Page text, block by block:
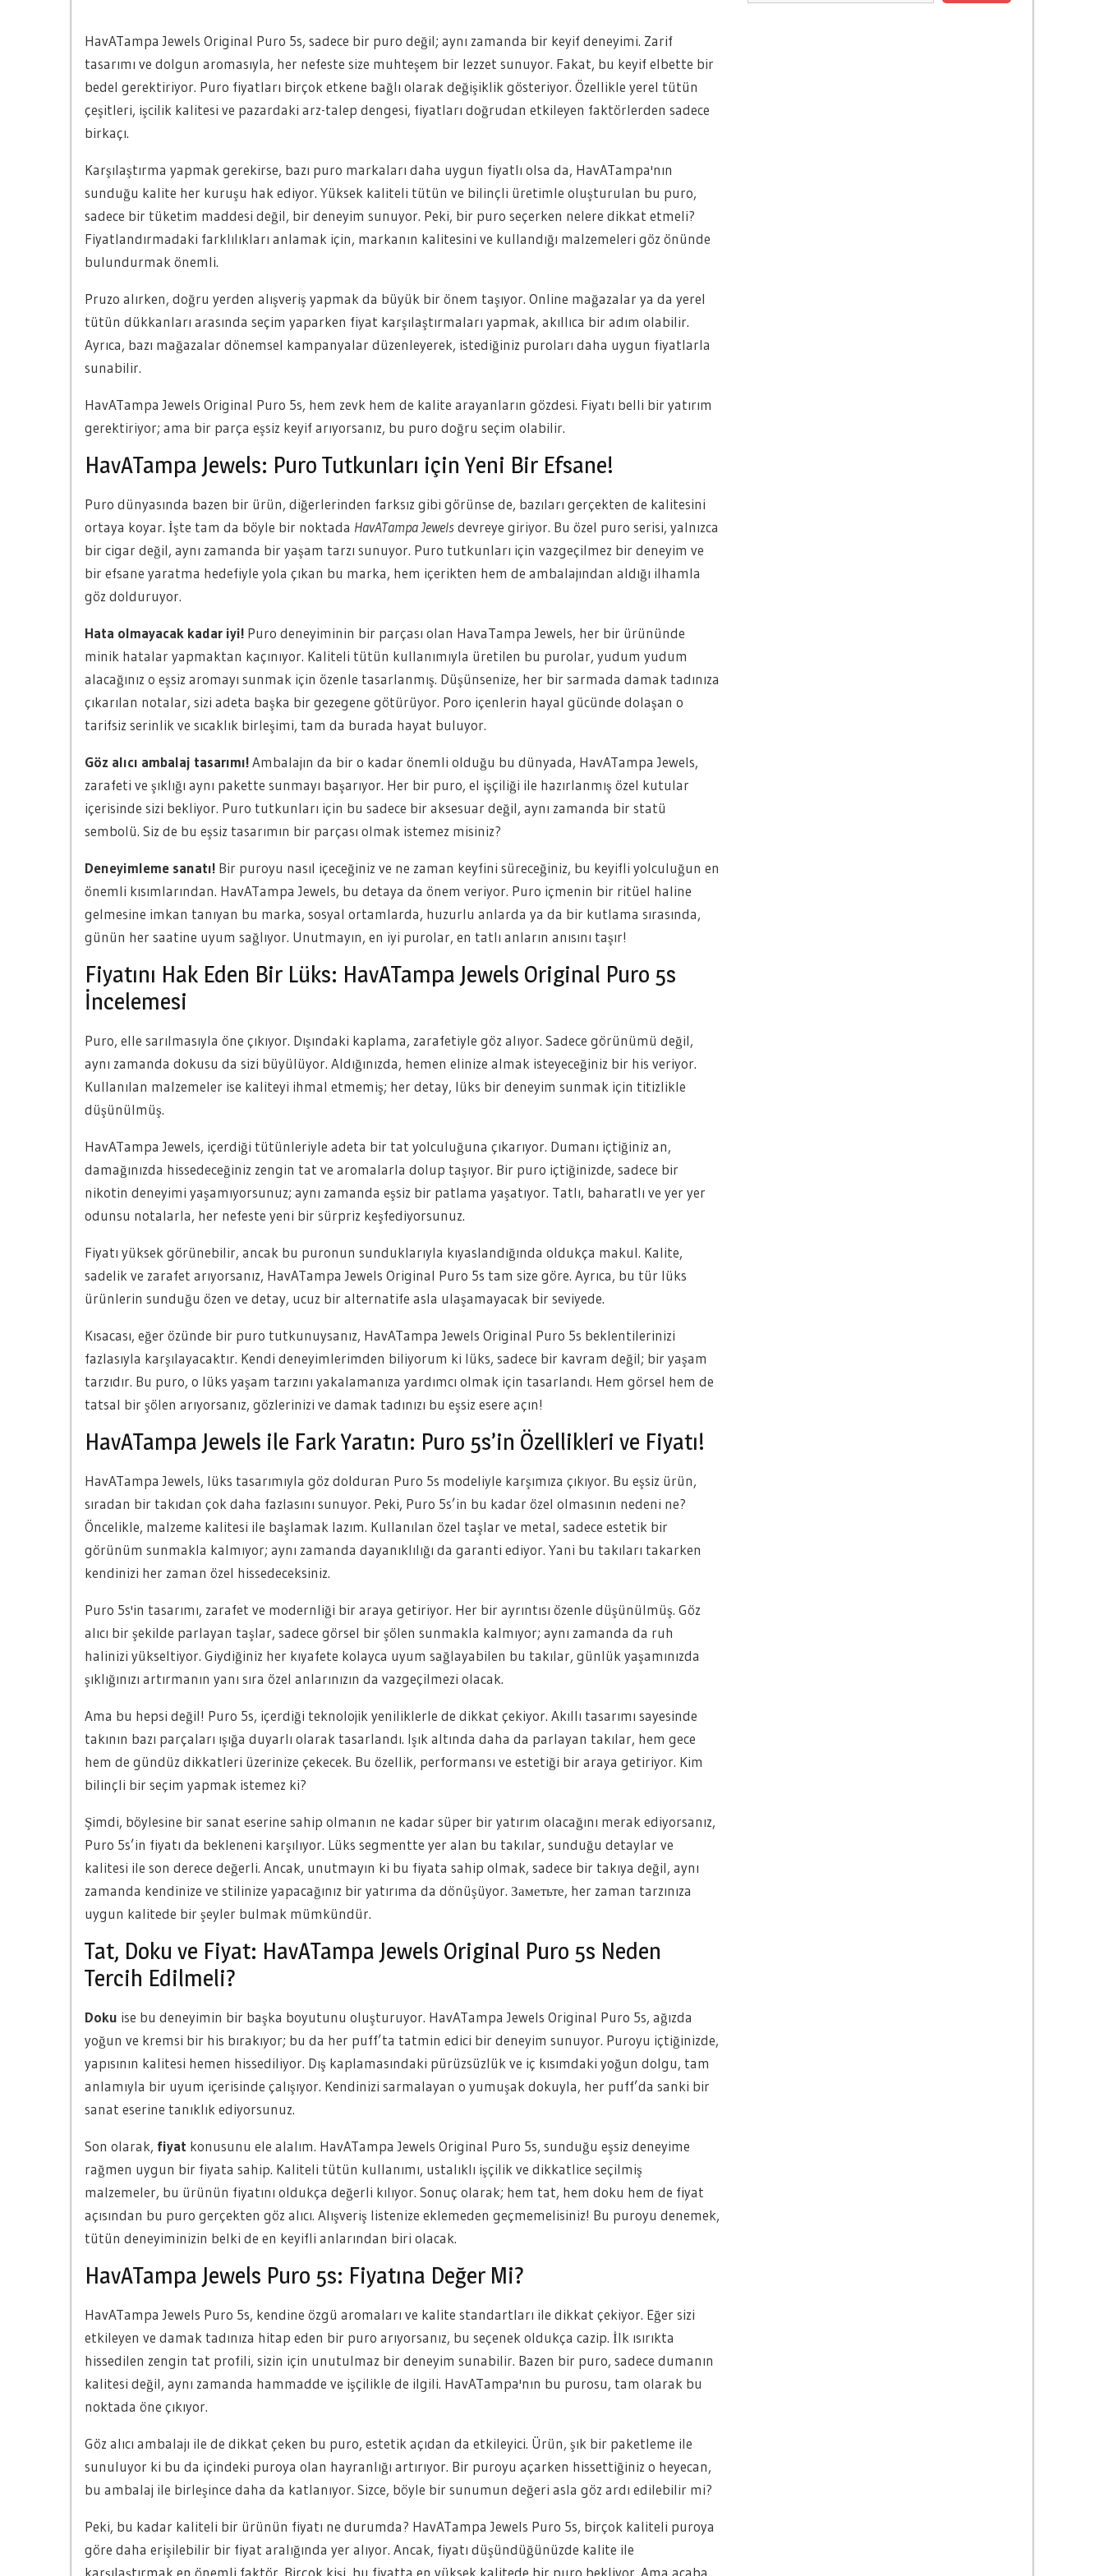
HavATampa Jewels Original Puro 5s, sadece bir puro değil; aynı zamanda bir keyif deneyimi. Zarif
tasarımı ve dolgun aromasıyla, her nefeste size muhteşem bir lezzet sunuyor. Fakat, bu keyif elbette bir
bedel gerektiriyor. Puro fiyatları birçok etkene bağlı olarak değişiklik gösteriyor. Özellikle yerel tütün
çeşitleri, işcilik kalitesi ve pazardaki arz-talep dengesi, fiyatları doğrudan etkileyen faktörlerden sadece
birkaçı.
Karşılaştırma yapmak gerekirse, bazı puro markaları daha uygun fiyatlı olsa da, HavATampa'nın
sunduğu kalite her kuruşu hak ediyor. Yüksek kaliteli tütün ve bilinçli üretimle oluşturulan bu puro,
sadece bir tüketim maddesi değil, bir deneyim sunuyor. Peki, bir puro seçerken nelere dikkat etmeli?
Fiyatlandırmadaki farklılıkları anlamak için, markanın kalitesini ve kullandığı malzemeleri göz önünde
bulundurmak önemli.
Pruzo alırken, doğru yerden alışveriş yapmak da büyük bir önem taşıyor. Online mağazalar ya da yerel
tütün dükkanları arasında seçim yaparken fiyat karşılaştırmaları yapmak, akıllıca bir adım olabilir.
Ayrıca, bazı mağazalar dönemsel kampanyalar düzenleyerek, istediğiniz puroları daha uygun fiyatlarla
sunabilir.
HavATampa Jewels Original Puro 5s, hem zevk hem de kalite arayanların gözdesi. Fiyatı belli bir yatırım
gerektiriyor; ama bir parça eşsiz keyif arıyorsanız, bu puro doğru seçim olabilir.
HavATampa Jewels: Puro Tutkunları için Yeni Bir Efsane!
Puro dünyasında bazen bir ürün, diğerlerinden farksız gibi görünse de, bazıları gerçekten de kalitesini
ortaya koyar. İşte tam da böyle bir noktada HavATampa Jewels devreye giriyor. Bu özel puro serisi, yalnızca
bir cigar değil, aynı zamanda bir yaşam tarzı sunuyor. Puro tutkunları için vazgeçilmez bir deneyim ve
bir efsane yaratma hedefiyle yola çıkan bu marka, hem içerikten hem de ambalajından aldığı ilhamla
göz dolduruyor.
Hata olmayacak kadar iyi! Puro deneyiminin bir parçası olan HavaTampa Jewels, her bir ürününde
minik hatalar yapmaktan kaçınıyor. Kaliteli tütün kullanımıyla üretilen bu purolar, yudum yudum
alacağınız o eşsiz aromayı sunmak için özenle tasarlanmış. Düşünsenize, her bir sarmada damak tadınıza
çıkarılan notalar, sizi adeta başka bir gezegene götürüyor. Poro içenlerin hayal gücünde dolaşan o
tarifsiz serinlik ve sıcaklık birleşimi, tam da burada hayat buluyor.
Göz alıcı ambalaj tasarımı!Ambalajın da bir o kadar önemli olduğu bu dünyada, HavATampa Jewels,
zarafeti ve şıklığı aynı pakette sunmayı başarıyor. Her bir puro, el işçiliği ile hazırlanmış özel kutular
içerisinde sizi bekliyor. Puro tutkunları için bu sadece bir aksesuar değil, aynı zamanda bir statü
sembolü. Siz de bu eşsiz tasarımın bir parçası olmak istemez misiniz?
Deneyimleme sanatı! Bir puroyu nasıl içeceğiniz ve ne zaman keyfini süreceğiniz, bu keyifli yolculuğun en
önemli kısımlarından. HavATampa Jewels, bu detaya da önem veriyor. Puro içmenin bir ritüel haline
gelmesine imkan tanıyan bu marka, sosyal ortamlarda, huzurlu anlarda ya da bir kutlama sırasında,
günün her saatine uyum sağlıyor. Unutmayın, en iyi purolar, en tatlı anların anısını taşır!
Fiyatını Hak Eden Bir Lüks: HavATampa Jewels Original Puro 5s
İncelemesi
Puro, elle sarılmasıyla öne çıkıyor. Dışındaki kaplama, zarafetiyle göz alıyor. Sadece görünümü değil,
aynı zamanda dokusu da sizi büyülüyor. Aldığınızda, hemen elinize almak isteyeceğiniz bir his veriyor.
Kullanılan malzemeler ise kaliteyi ihmal etmemiş; her detay, lüks bir deneyim sunmak için titizlikle
düşünülmüş.
HavATampa Jewels, içerdiği tütünleriyle adeta bir tat yolculuğuna çıkarıyor. Dumanı içtiğiniz an,
damağınızda hissedeceğiniz zengin tat ve aromalarla dolup taşıyor. Bir puro içtiğinizde, sadece bir
nikotin deneyimi yaşamıyorsunuz; aynı zamanda eşsiz bir patlama yaşatıyor. Tatlı, baharatlı ve yer yer
odunsu notalarla, her nefeste yeni bir sürpriz keşfediyorsunuz.
Fiyatı yüksek görünebilir, ancak bu puronun sunduklarıyla kıyaslandığında oldukça makul. Kalite,
sadelik ve zarafet arıyorsanız, HavATampa Jewels Original Puro 5s tam size göre. Ayrıca, bu tür lüks
ürünlerin sunduğu özen ve detay, ucuz bir alternatife asla ulaşamayacak bir seviyede.
Kısacası, eğer özünde bir puro tutkunuysanız, HavATampa Jewels Original Puro 5s beklentilerinizi
fazlasıyla karşılayacaktır. Kendi deneyimlerimden biliyorum ki lüks, sadece bir kavram değil; bir yaşam
tarzıdır. Bu puro, o lüks yaşam tarzını yakalamanıza yardımcı olmak için tasarlandı. Hem görsel hem de
tatsal bir şölen arıyorsanız, gözlerinizi ve damak tadınızı bu eşsiz esere açın!
HavATampa Jewels ile Fark Yaratın: Puro 5s’in Özellikleri ve Fiyatı!
HavATampa Jewels, lüks tasarımıyla göz dolduran Puro 5s modeliyle karşımıza çıkıyor. Bu eşsiz ürün,
sıradan bir takıdan çok daha fazlasını sunuyor. Peki, Puro 5s’in bu kadar özel olmasının nedeni ne?
Öncelikle, malzeme kalitesi ile başlamak lazım. Kullanılan özel taşlar ve metal, sadece estetik bir
görünüm sunmakla kalmıyor; aynı zamanda dayanıklılığı da garanti ediyor. Yani bu takıları takarken
kendinizi her zaman özel hissedeceksiniz.
Puro 5s'in tasarımı, zarafet ve modernliği bir araya getiriyor. Her bir ayrıntısı özenle düşünülmüş. Göz
alıcı bir şekilde parlayan taşlar, sadece görsel bir şölen sunmakla kalmıyor; aynı zamanda da ruh
halinizi yükseltiyor. Giydiğiniz her kıyafete kolayca uyum sağlayabilen bu takılar, günlük yaşamınızda
şıklığınızı artırmanın yanı sıra özel anlarınızın da vazgeçilmezi olacak.
Ama bu hepsi değil! Puro 5s, içerdiği teknolojik yeniliklerle de dikkat çekiyor. Akıllı tasarımı sayesinde
takının bazı parçaları ışığa duyarlı olarak tasarlandı. Işık altında daha da parlayan takılar, hem gece
hem de gündüz dikkatleri üzerinize çekecek. Bu özellik, performansı ve estetiği bir araya getiriyor. Kim
bilinçli bir seçim yapmak istemez ki?
Şimdi, böylesine bir sanat eserine sahip olmanın ne kadar süper bir yatırım olacağını merak ediyorsanız,
Puro 5s’in fiyatı da bekleneni karşılıyor. Lüks segmentte yer alan bu takılar, sunduğu detaylar ve
kalitesi ile son derece değerli. Ancak, unutmayın ki bu fiyata sahip olmak, sadece bir takıya değil, aynı
zamanda kendinize ve stilinize yapacağınız bir yatırıma da dönüşüyor. Заметьте, her zaman tarzınıza
uygun kalitede bir şeyler bulmak mümkündür.
Tat, Doku ve Fiyat: HavATampa Jewels Original Puro 5s Neden
Tercih Edilmeli?
Doku ise bu deneyimin bir başka boyutunu oluşturuyor. HavATampa Jewels Original Puro 5s, ağızda
yoğun ve kremsi bir his bırakıyor; bu da her puff’ta tatmin edici bir deneyim sunuyor. Puroyu içtiğinizde,
yapısının kalitesi hemen hissediliyor. Dış kaplamasındaki pürüzsüzlük ve iç kısımdaki yoğun dolgu, tam
anlamıyla bir uyum içerisinde çalışıyor. Kendinizi sarmalayan o yumuşak dokuyla, her puff’da sanki bir
sanat eserine tanıklık ediyorsunuz.
Son olarak, fiyat konusunu ele alalım. HavATampa Jewels Original Puro 5s, sunduğu eşsiz deneyime
rağmen uygun bir fiyata sahip. Kaliteli tütün kullanımı, ustalıklı işçilik ve dikkatlice seçilmiş
malzemeler, bu ürünün fiyatını oldukça değerli kılıyor. Sonuç olarak; hem tat, hem doku hem de fiyat
açısından bu puro gerçekten göz alıcı. Alışveriş listenize eklemeden geçmemelisiniz! Bu puroyu denemek,
tütün deneyiminizin belki de en keyifli anlarından biri olacak.
HavATampa Jewels Puro 5s: Fiyatına Değer Mi?
HavATampa Jewels Puro 5s, kendine özgü aromaları ve kalite standartları ile dikkat çekiyor. Eğer sizi
etkileyen ve damak tadınıza hitap eden bir puro arıyorsanız, bu seçenek oldukça cazip. İlk ısırıkta
hissedilen zengin tat profili, sizin için unutulmaz bir deneyim sunabilir. Bazen bir puro, sadece dumanın
kalitesi değil, aynı zamanda hammadde ve işçilikle de ilgili. HavATampa'nın bu purosu, tam olarak bu
noktada öne çıkıyor.
Göz alıcı ambalajı ile de dikkat çeken bu puro, estetik açıdan da etkileyici. Ürün, şık bir paketleme ile
sunuluyor ki bu da içindeki puroya olan hayranlığı artırıyor. Bir puroyu açarken hissettiğiniz o heyecan,
bu ambalaj ile birleşince daha da katlanıyor. Sizce, böyle bir sunumun değeri asla göz ardı edilebilir mi?
Peki, bu kadar kaliteli bir ürünün fiyatı ne durumda? HavATampa Jewels Puro 5s, birçok kaliteli puroya
göre daha erişilebilir bir fiyat aralığında yer alıyor. Ancak, fiyatı düşündüğünüzde kalite ile
karşılaştırmak en önemli faktör. Birçok kişi, bu fiyatta en yüksek kalitede bir puro bekliyor. Ama acaba